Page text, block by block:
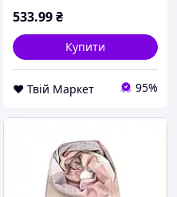
D9-2026
533.99₴
Купити
❤️ Твій Маркет 95%